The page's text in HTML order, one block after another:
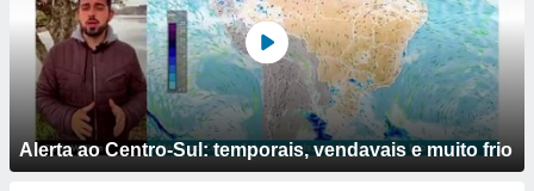
Alerta ao Centro-Sul: temporais, vendavais e muito frio